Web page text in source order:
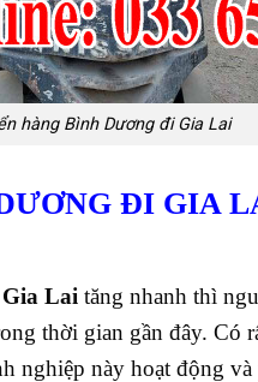
hàng Bình Dương đi Gia Lai
ĐI GIA
Lai tăng nhanh thì
thời gian gần đây. Có
nghiệp này hoạt động